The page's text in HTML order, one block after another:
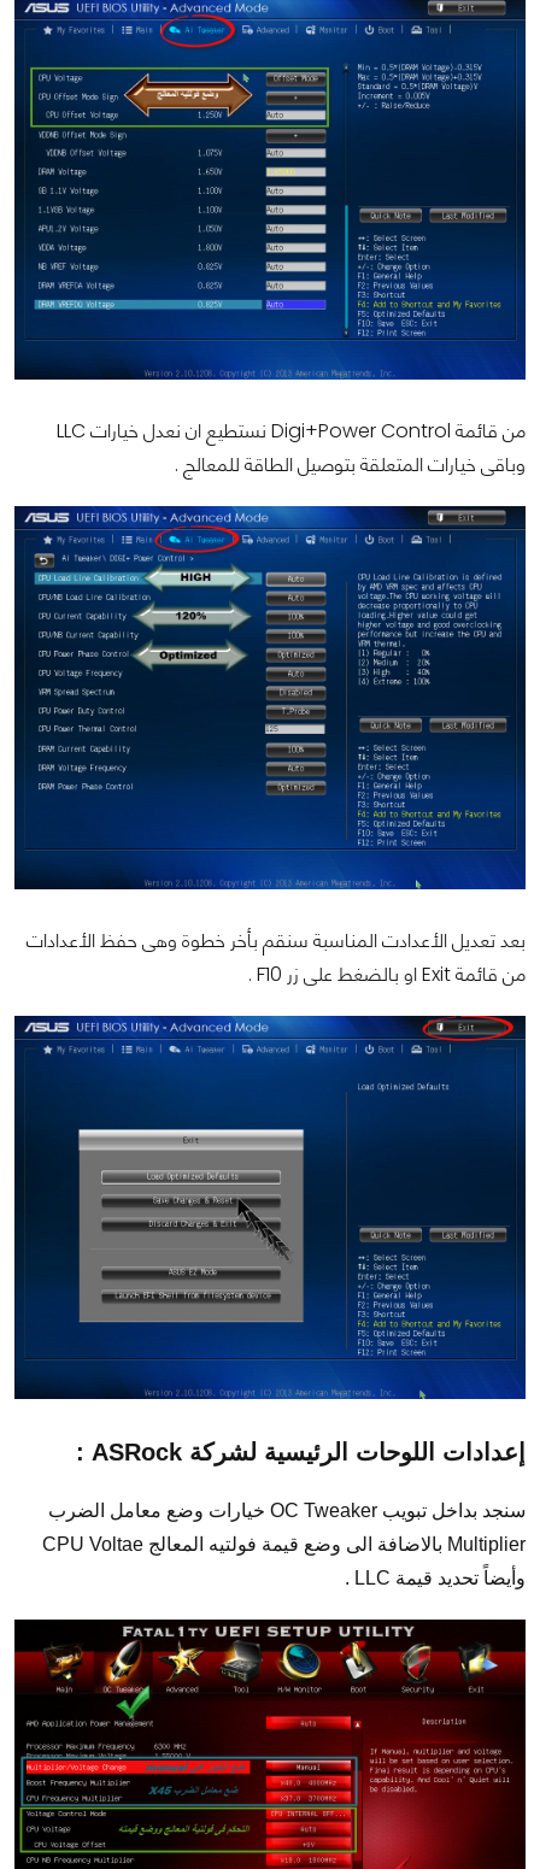
من قائمة Digi+Power Control نستطيع ان نعدل خيارات LLC
وباقى خيارات المتعلقة بتوصيل الطاقة للمعالج .
بعد تعديل الأعدادت المناسبة سنقم بأخر خطوة وهى حفظ الأعدادات
من قائمة Exit او بالضغط على زر F10 .
إعدادات اللوحات الرئيسية لشركة ASRock :
سنجد بداخل تبويب OC Tweaker خيارات وضع معامل الضرب
Multiplier بالاضافة الى وضع قيمة فولتيه المعالج CPU Voltae
وأيضاً تحديد قيمة LLC .